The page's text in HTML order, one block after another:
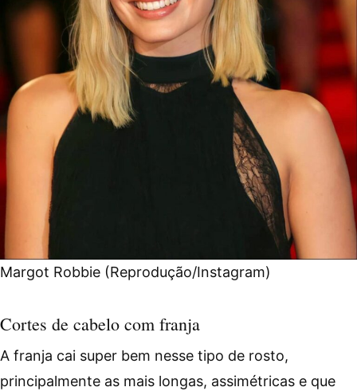
Margot Robbie (Reprodução/Instagram)
Cortes de cabelo com franja
A franja cai super bem nesse tipo de rosto,
principalmente as mais longas, assimétricas e que